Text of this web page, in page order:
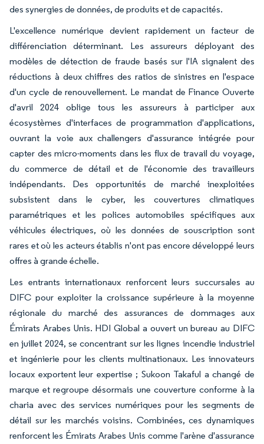
des synergies de données, de produits et de capacités.
L'excellence numérique devient rapidement un facteur de
différenciation déterminant. Les assureurs déployant des
modèles de détection de fraude basés sur l'IA signalent des
réductions à deux chiffres des ratios de sinistres en l'espace
d'un cycle de renouvellement. Le mandat de Finance Ouverte
d'avril 2024 oblige tous les assureurs à participer aux
écosystèmes d'interfaces de programmation d'applications,
ouvrant la voie aux challengers d'assurance intégrée pour
capter des micro-moments dans les flux de travail du voyage,
du commerce de détail et de l'économie des travailleurs
indépendants. Des opportunités de marché inexploitées
subsistent dans le cyber, les couvertures climatiques
paramétriques et les polices automobiles spécifiques aux
véhicules électriques, où les données de souscription sont
rares et où les acteurs établis n'ont pas encore développé leurs
offres à grande échelle.
Les entrants internationaux renforcent leurs succursales au
DIFC pour exploiter la croissance supérieure à la moyenne
régionale du marché des assurances de dommages aux
Émirats Arabes Unis. HDI Global a ouvert un bureau au DIFC
en juillet 2024, se concentrant sur les lignes incendie industriel
et ingénierie pour les clients multinationaux. Les innovateurs
locaux exportent leur expertise ; Sukoon Takaful a changé de
marque et regroupe désormais une couverture conforme à la
charia avec des services numériques pour les segments de
détail sur les marchés voisins. Combinées, ces dynamiques
renforcent les Émirats Arabes Unis comme l'arène d'assurance